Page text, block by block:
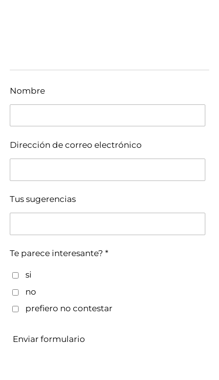
Nombre
Dirección de correo electrónico
Tus sugerencias
Te parece interesante? *
si
no
prefiero no contestar
Enviar formulario